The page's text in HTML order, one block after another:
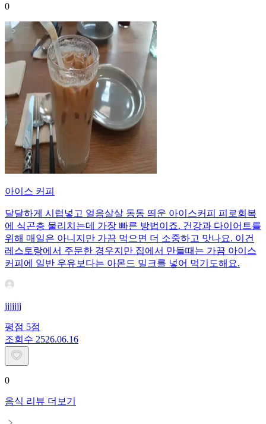
0
아이스 커피
달달하게 시럽넣고 얼음살살 동동 띄운 아이스커피 피로회복
에 식곤층 물리치는데 가장 빠른 방법이죠. 건강과 다이어트를
위해 매일은 아니지만 가끔 먹으면 더 소중하고 맛나요. 이건
레스토랑에서 주문한 경우지만 집에서 만들때는 가끔 아이스
커피에 일반 우유보다는 아몬드 밀크를 넣어 먹기도해요.
jjjjjjj
평점 5점
조회수 2526.06.16
0
음식 리뷰 더보기